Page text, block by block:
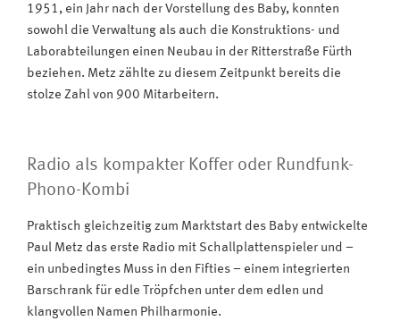
1951, ein Jahr nach der Vorstellung des Baby, konnten
sowohl die Verwaltung als auch die Konstruktions- und
Laborabteilungen einen Neubau in der Ritterstraße Fürth
beziehen. Metz zählte zu diesem Zeitpunkt bereits die
stolze Zahl von 900 Mitarbeitern.
Radio als kompakter Koffer oder Rundfunk-
Phono-Kombi
Praktisch gleichzeitig zum Marktstart des Baby entwickelte
Paul Metz das erste Radio mit Schallplattenspieler und –
ein unbedingtes Muss in den Fifties – einem integrierten
Barschrank für edle Tröpfchen unter dem edlen und
klangvollen Namen Philharmonie.